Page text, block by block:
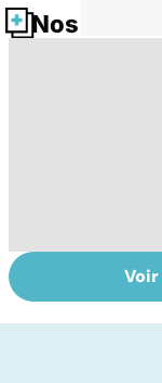
Nos fiches
Covid-19 :
savoir sur la